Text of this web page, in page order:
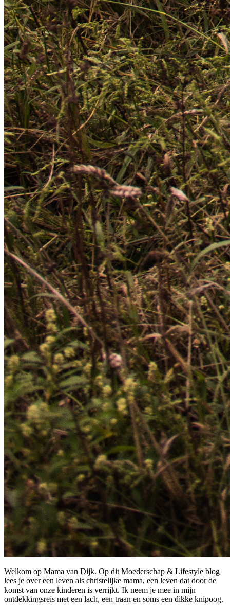
Welkom op Mama van Dijk. Op dit Moederschap & Lifestyle blog
lees je over een leven als christelijke mama, een leven dat door de
komst van onze kinderen is verrijkt. Ik neem je mee in mijn
ontdekkingsreis met een lach, een traan en soms een dikke knipoog.